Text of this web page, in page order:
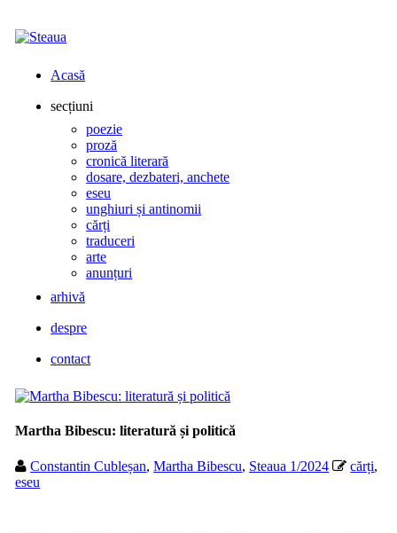
Acasă
secțiuni
poezie
proză
cronică literară
dosare, dezbateri, anchete
eseu
unghiuri și antinomii
cărți
traduceri
arte
anunțuri
arhivă
despre
contact
Martha Bibescu: literatură și politică
Constantin Cubleșan,Martha Bibescu, Steaua 1/2024 cărți,
eseu